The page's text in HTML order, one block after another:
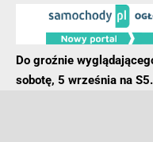
Do groźnie
sobotę, 5 września na